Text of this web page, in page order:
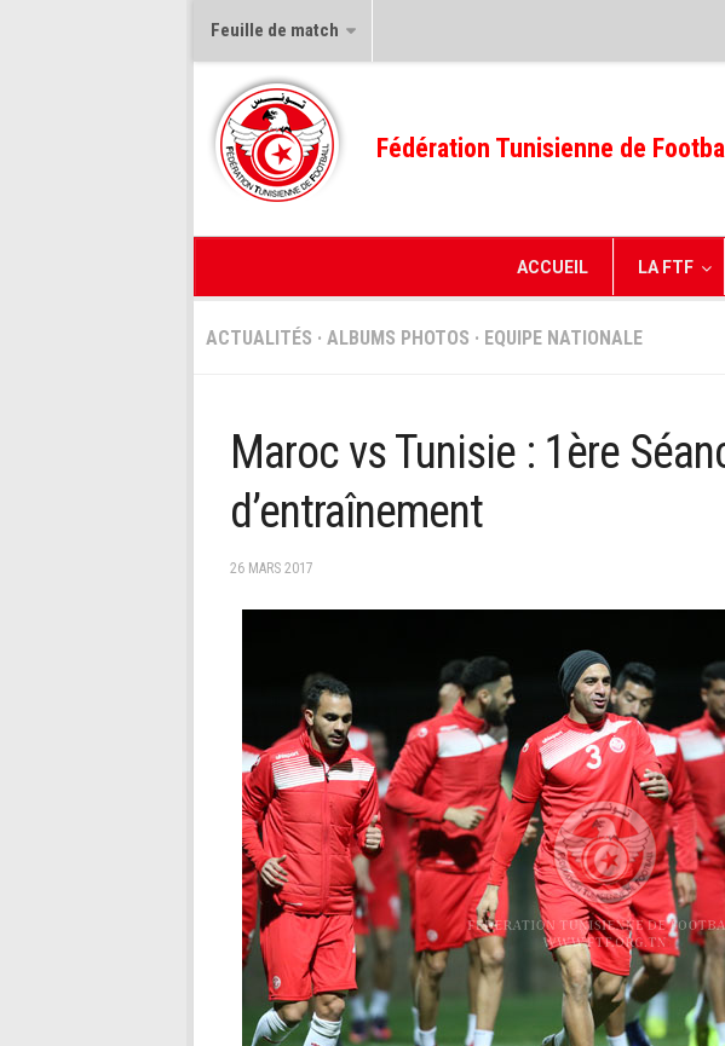
Feuille de match
Fédération Tunisienne de Football
ACCUEIL LA FTF
ACTUALITÉS · ALBUMS PHOTOS · EQUIPE NATIONALE
Maroc vs Tunisie : 1ère
d’entraînement
26 MARS 2017